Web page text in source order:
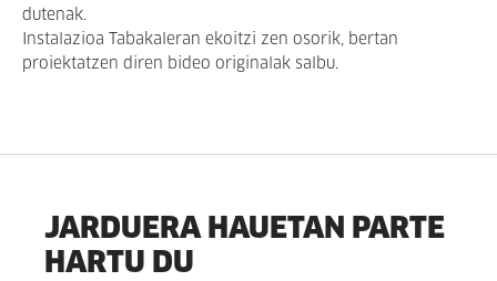
dutenak.
Instalazioa Tabakaleran ekoitzi zen osorik, bertan
proiektatzen diren bideo originalak salbu.
JARDUERA HAUETAN PARTE
HARTU DU